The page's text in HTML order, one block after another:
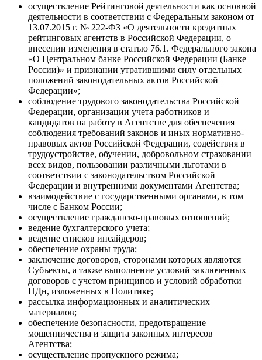
осуществление Рейтинговой деятельности как основной
деятельности в соответствии с Федеральным законом от
13.07.2015 г. № 222-ФЗ «О деятельности кредитных
рейтинговых агентств в Российской Федерации, о
внесении изменения в статью 76.1. Федерального закона
«О Центральном банке Российской Федерации (Банке
России)» и признании утратившими силу отдельных
положений законодательных актов Российской
Федерации»;
соблюдение трудового законодательства Российской
Федерации, организации учета работников и
кандидатов на работу в Агентстве для обеспечения
соблюдения требований законов и иных нормативно-
правовых актов Российской Федерации, содействия в
трудоустройстве, обучении, добровольном страховании
всех видов, пользовании различными льготами в
соответствии с законодательством Российской
Федерации и внутренними документами Агентства;
взаимодействие с государственными органами, в том
числе с Банком России;
осуществление гражданско-правовых отношений;
ведение бухгалтерского учета;
ведение списков инсайдеров;
обеспечение охраны труда;
заключение договоров, сторонами которых являются
Субъекты, а также выполнение условий заключенных
договоров с учетом принципов и условий обработки
ПДн, изложенных в Политике;
рассылка информационных и аналитических
материалов;
обеспечение безопасности, предотвращение
мошенничества и защита законных интересов
Агентства;
осуществление пропускного режима;